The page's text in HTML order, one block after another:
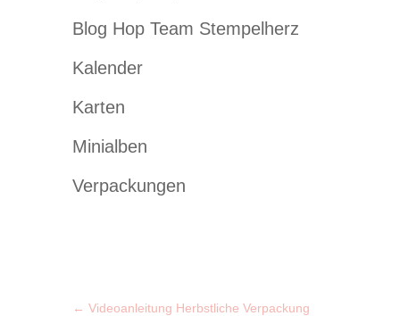
Blog Hop Team Stempelherz
Kalender
Karten
Minialben
Verpackungen
← Videoanleitung Herbstliche Verpackung